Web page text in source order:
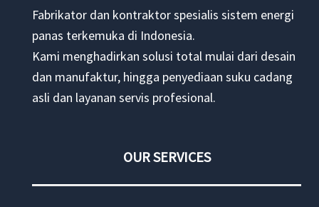
Fabrikator dan kontraktor spesialis sistem energi
panas terkemuka di Indonesia.
Kami menghadirkan solusi total mulai dari desain
dan manufaktur, hingga penyediaan suku cadang
asli dan layanan servis profesional.
OUR SERVICES